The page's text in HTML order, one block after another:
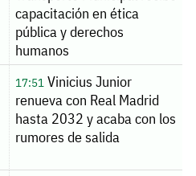
capacitación en ética
pública y derechos
humanos
17:51Vinicius Junior
renueva con Real Madrid
hasta 2032 y acaba con los
rumores de salida